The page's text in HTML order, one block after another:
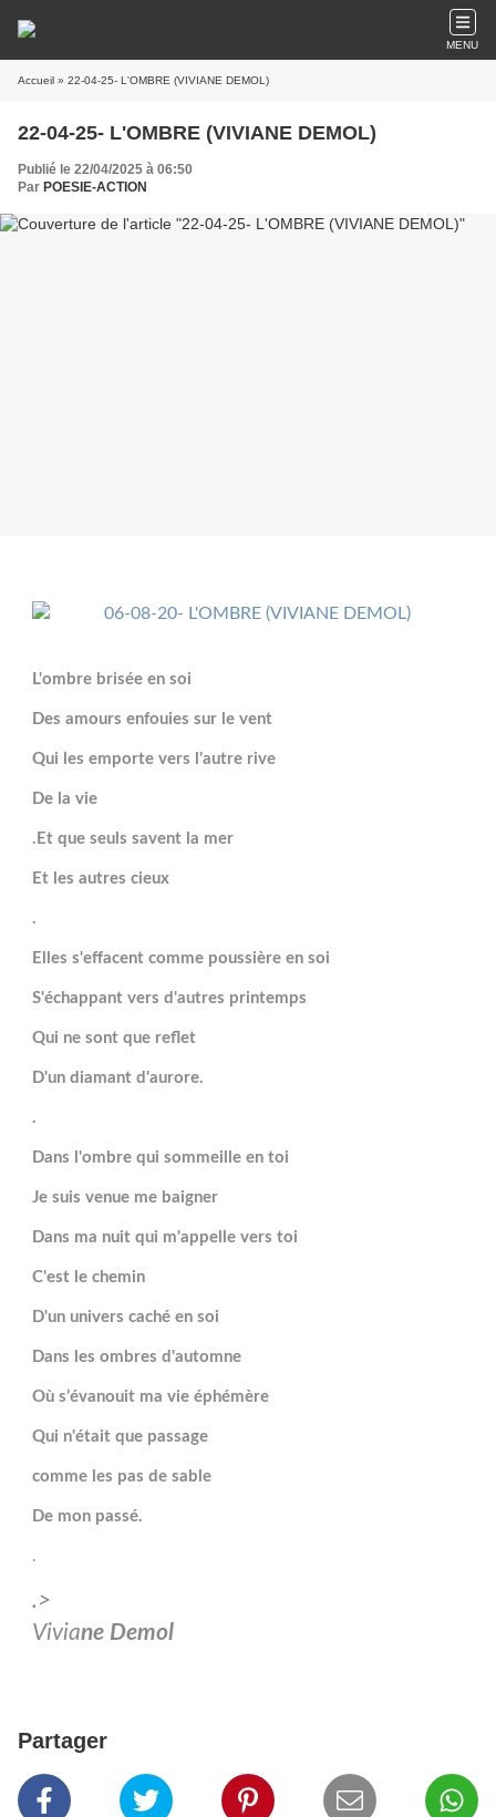
MENU
Accueil » 22-04-25- L'OMBRE (VIVIANE DEMOL)
22-04-25- L'OMBRE (VIVIANE DEMOL)
Publié le 22/04/2025 à 06:50
Par POESIE-ACTION
L'ombre brisée en soi
Des amours enfouies sur le vent
Qui les emporte vers l'autre rive
De la vie
.Et que seuls savent la mer
Et les autres cieux
.
Elles s'effacent comme poussière en soi
S'échappant vers d'autres printemps
Qui ne sont que reflet
D'un diamant d'aurore.
.
Dans l'ombre qui sommeille en toi
Je suis venue me baigner
Dans ma nuit qui m'appelle vers toi
C'est le chemin
D'un univers caché en soi
Dans les ombres d'automne
Où s’évanouit ma vie éphémère
Qui n'était que passage
comme les pas de sable
De mon passé.
.
.>
Viviane Demol
Partager